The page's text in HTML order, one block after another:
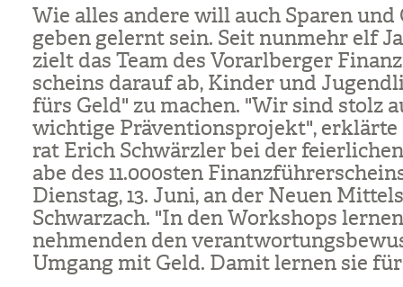
Wie alles andere will auch Spa­ren
ge­ben gelernt sein. Seit nun­mehr elf
zielt das Team des Vor­arl­ber­ger
scheins dar­auf ab, Kin­der und
fürs Geld" zu machen. "Wir sind stolz
wich­tige Prä­ven­ti­ons­pro­jekt",
rat Erich Schwärz­ler bei der
abe des 11.000s­ten
Diens­tag, 13. Juni, an der Neuen
Schwar­zach. "In den Work­shops
neh­men­den den
Umgang mit Geld. Damit ler­nen sie